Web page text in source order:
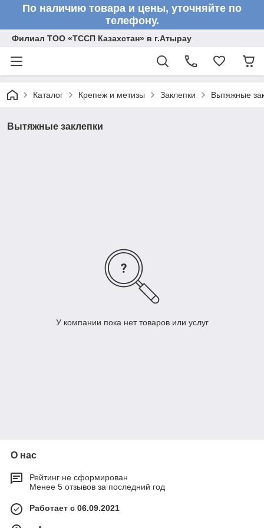
По наличию товара и цены, уточняйте по
телефону.
Филиал ТОО «ТССП Казахстан» в г.Атырау
Каталог Крепеж и метизы Заклепки Вытяжные
Вытяжные заклепки
У компании пока нет товаров или услуг
О нас
Рейтинг не сформирован
Менее 5 отзывов за последний год
Работает с 06.09.2021